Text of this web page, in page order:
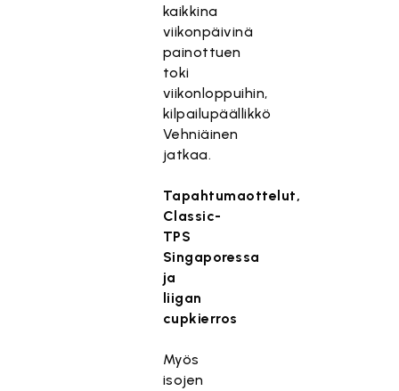
kaikkina
viikonpäivinä
painottuen
toki
viikonloppuihin,
kilpailupäällikkö
Vehniäinen
jatkaa.
Tapahtumaottelut,
Classic-
TPS
Singaporessa
ja
liigan
cupkierros
Myös
isojen